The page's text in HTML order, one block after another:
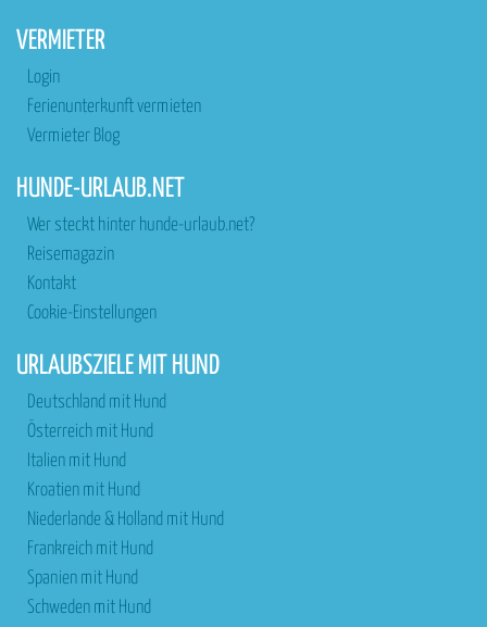
VERMIETER
Login
Ferienunterkunft vermieten
Vermieter Blog
HUNDE-URLAUB.NET
Wer steckt hinter hunde-urlaub.net?
Reisemagazin
Kontakt
Cookie-Einstellungen
URLAUBSZIELE MIT HUND
Deutschland mit Hund
Österreich mit Hund
Italien mit Hund
Kroatien mit Hund
Niederlande & Holland mit Hund
Frankreich mit Hund
Spanien mit Hund
Schweden mit Hund